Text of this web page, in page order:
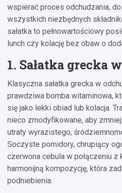
wspierać proces odchudzania,
wszystkich niezbędnych
sałatka to pełnowartościowy
lunch czy kolację bez obaw o
1. Sałatka grecka
Klasyczna sałatka grecka w
prawdziwa bomba witaminowa,
się jako lekki obiad lub kolacja.
nieco zmodyfikowane, aby
utraty wyrazistego,
Soczyste pomidory, chrupiący
czerwona cebula w połączeniu
harmonijną kompozycję, która
podniebienia.